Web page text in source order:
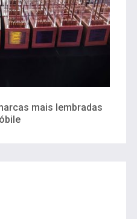
mais lembradas